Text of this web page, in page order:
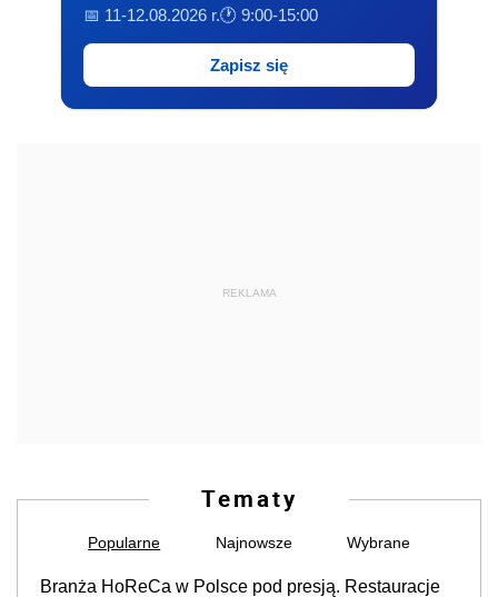
📅 11-12.08.2026 r.🕐 9:00-15:00
Zapisz się
REKLAMA
Tematy
Popularne Najnowsze Wybrane
Branża HoReCa w Polsce pod presją. Restauracje